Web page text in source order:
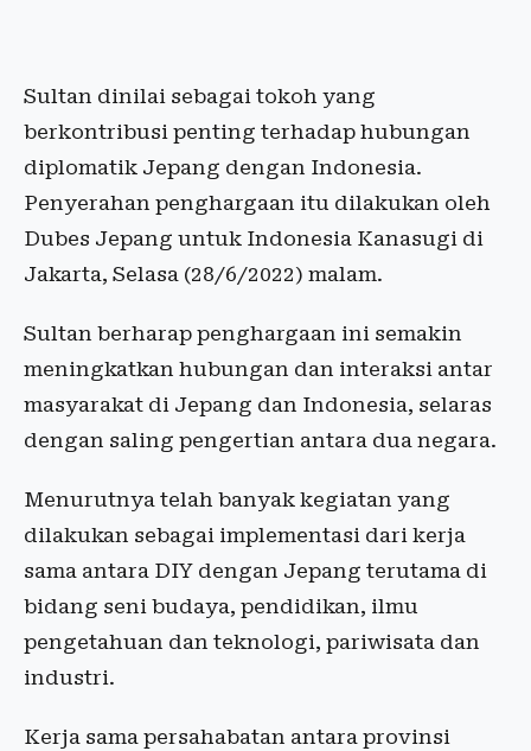
Sultan dinilai sebagai tokoh yang
berkontribusi penting terhadap hubungan
diplomatik Jepang dengan Indonesia.
Penyerahan penghargaan itu dilakukan oleh
Dubes Jepang untuk Indonesia Kanasugi di
Jakarta, Selasa (28/6/2022) malam.
Sultan berharap penghargaan ini semakin
meningkatkan hubungan dan interaksi antar
masyarakat di Jepang dan Indonesia, selaras
dengan saling pengertian antara dua negara.
Menurutnya telah banyak kegiatan yang
dilakukan sebagai implementasi dari kerja
sama antara DIY dengan Jepang terutama di
bidang seni budaya, pendidikan, ilmu
pengetahuan dan teknologi, pariwisata dan
industri.
Kerja sama persahabatan antara provinsi